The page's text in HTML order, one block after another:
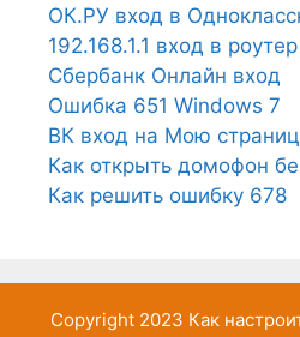
ОК.РУ вход в
192.168.1.1 вход в роутер
Сбербанк Онлайн вход
Ошибка 651 Windows 7
ВК вход на Мою
Как открыть домофон
Как решить ошибку 678
Copyright 2023 Как